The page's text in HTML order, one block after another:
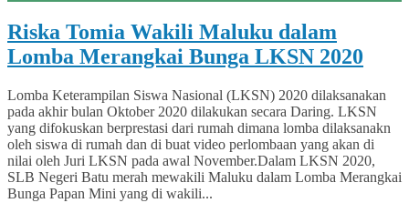
Riska Tomia Wakili Maluku dalam
Lomba Merangkai Bunga LKSN 2020
Lomba Keterampilan Siswa Nasional (LKSN) 2020 dilaksanakan
pada akhir bulan Oktober 2020 dilakukan secara Daring. LKSN
yang difokuskan berprestasi dari rumah dimana lomba dilaksanakn
oleh siswa di rumah dan di buat video perlombaan yang akan di
nilai oleh Juri LKSN pada awal November.Dalam LKSN 2020,
SLB Negeri Batu merah mewakili Maluku dalam Lomba Merangkai
Bunga Papan Mini yang di wakili...